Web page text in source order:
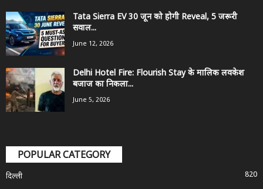
Tata Sierra EV 30 जून को होगी Reveal, 5 जरूरी
सवाल...
June 12, 2026
Delhi Hotel Fire: Flourish Stay के मालिक लवकेश
बजाज का निकला...
June 5, 2026
POPULAR CATEGORY
दिल्ली
820